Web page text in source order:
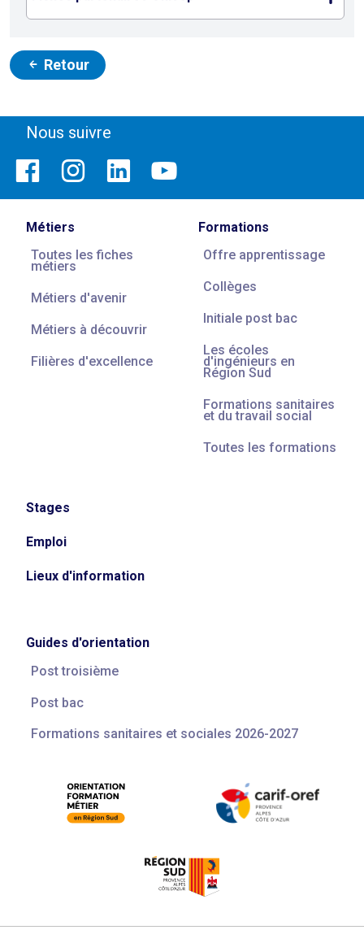
Retour
Nous suivre
Métiers
Toutes les fiches
métiers
Métiers d'avenir
Métiers à découvrir
Filières d'excellence
Formations
Offre apprentissage
Collèges
Initiale post bac
Les écoles
d'ingénieurs en
Région Sud
Formations sanitaires
et du travail social
Toutes les formations
Stages
Emploi
Lieux d'information
Guides d'orientation
Post troisième
Post bac
Formations sanitaires et sociales 2026-2027